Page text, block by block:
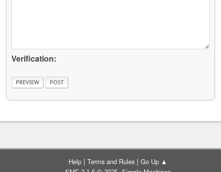
Verification:
Help | Terms and Rules | Go Up ▲